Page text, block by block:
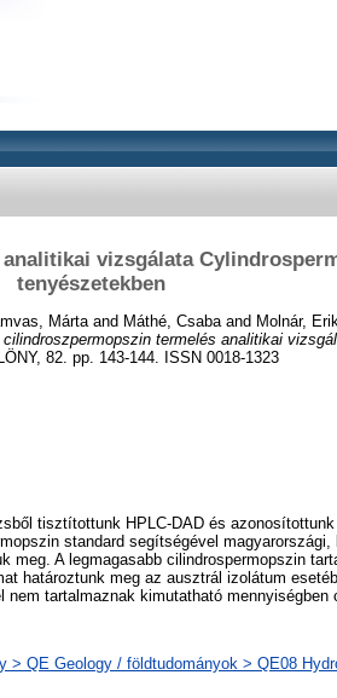
vizsgálata
tenyészetekben
Márta and Máthé, Csaba and Molnár,
cilindroszpermopszin termelés analitikai
82. pp. 143-144. ISSN 0018-1323
tisztítottunk HPLC-DAD és
standard segítségével magyarországi,
A legmagasabb cilindrospermopszin
határoztunk meg az ausztrál izolátum
tartalmaznak kimutatható mennyiségben
> QE Geology / földtudományok > QE08